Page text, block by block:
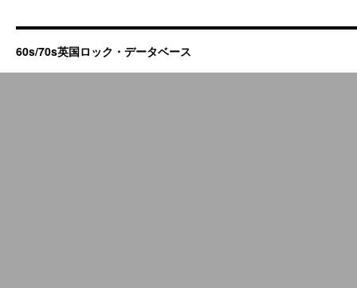
60s/70s英国ロック・データベース